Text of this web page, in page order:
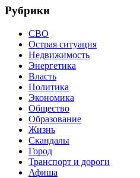
Рубрики
СВО
Острая ситуация
Недвижимость
Энергетика
Власть
Политика
Экономика
Общество
Образование
Жизнь
Скандалы
Город
Транспорт и дороги
Афиша